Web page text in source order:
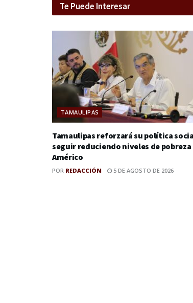
Te Puede Interesar
TAMAULIPAS
Tamaulipas reforzará su política
seguir reduciendo niveles de
Américo
POR REDACCIÓN 5 DE AGOSTO DE 2026